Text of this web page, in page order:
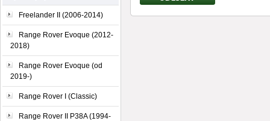
Freelander II (2006-2014)
Range Rover Evoque (2012-
2018)
Range Rover Evoque (od
2019-)
Range Rover I (Classic)
Range Rover II P38A (1994-